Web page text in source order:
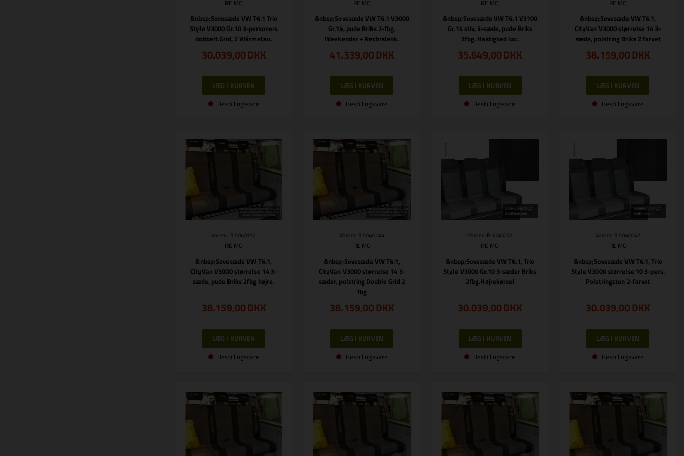
REIMO
&nbsp;Sovesæde VW T6.1 Trio
Style V3000 Gr.10 3-personers
dobbelt.Grid, 2 Wärmetau.
30.039,00DKK
Bestillingsvare
REIMO
&nbsp;Sovesæde VW T6.1 V3000
Gr.14, pude Briks 2-fbg.
Weekender + Rechrslenk.
41.339,00DKK
Bestillingsvare
REIMO
&nbsp;Sovesæde VW T6.1 V3100
Gr.14 stiv, 3-sæde, pude Briks
2fbg. Hastighed loc.
35.649,00DKK
Bestillingsvare
REIMO
&nbsp;Sovesæde VW T6.1,
CityVan V3000 størrelse 14 3-
sæde, polstring Briks 2 farvet
38.159,00DKK
Bestillingsvare
Varenr.: R 5040152
REIMO
&nbsp;Sovesæde VW T6.1,
CityVan V3000 størrelse 14 3-
sæde, pude Briks 2fbg højre.
38.159,00DKK
Bestillingsvare
Varenr.: R 5040144
REIMO
&nbsp;Sovesæde VW T6.1,
CityVan V3000 størrelse 14 3-
sæder, polstring Double Grid 2
fbg
38.159,00DKK
Bestillingsvare
Varenr.: R 5040052
REIMO
&nbsp;Sovesæde VW T6.1, Trio
Style V3000 Gr.10 3-sæder Briks
2fbg.Højrekørsel
30.039,00DKK
Bestillingsvare
Varenr.: R 5040042
REIMO
&nbsp;Sovesæde VW T6.1, Trio
Style V3000 størrelse 10 3-pers.
Polstringsten 2-farvet
30.039,00DKK
Bestillingsvare